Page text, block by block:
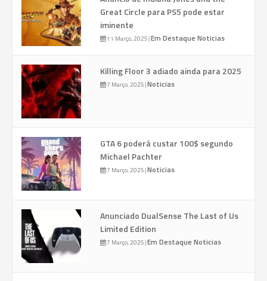
Great Circle para PS5 pode estar
iminente
11 Março, 2025|Em Destaque Noticias
Killing Floor 3 adiado ainda para 2025
7 Março, 2025|Noticias
GTA 6 poderá custar 100$ segundo
Michael Pachter
7 Março, 2025|Noticias
Anunciado DualSense The Last of Us
Limited Edition
7 Março, 2025|Em Destaque Noticias